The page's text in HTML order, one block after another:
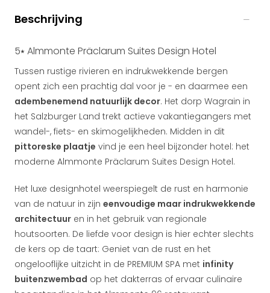
Beschrijving
5⭑ Almmonte Präclarum Suites Design Hotel
Tussen rustige rivieren en indrukwekkende bergen
opent zich een prachtig dal voor je - en daarmee een
adembenemend natuurlijk decor. Het dorp Wagrain in
het Salzburger Land trekt actieve vakantiegangers met
wandel-, fiets- en skimogelijkheden. Midden in dit
pittoreske plaatje vind je een heel bijzonder hotel: het
moderne Almmonte Präclarum Suites Design Hotel.
Het luxe designhotel weerspiegelt de rust en harmonie
van de natuur in zijn eenvoudige maar indrukwekkende
architectuur en in het gebruik van regionale
houtsoorten. De liefde voor design is hier echter slechts
de kers op de taart: Geniet van de rust en het
ongelooflijke uitzicht in de PREMIUM SPA met infinity
buitenzwembad op het dakterras of ervaar culinaire